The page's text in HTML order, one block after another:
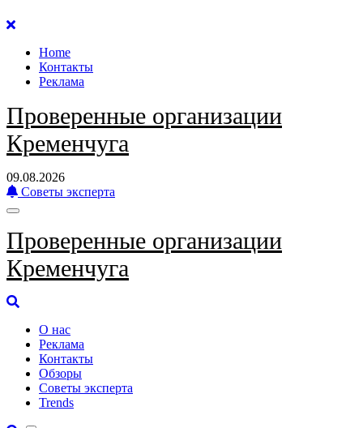
Перейти
содержанию
Home
Контакты
Реклама
Проверенные организации
Кременчуга
09.08.2026
Советы эксперта
Проверенные организации
Кременчуга
О нас
Реклама
Контакты
Обзоры
Советы эксперта
Trends